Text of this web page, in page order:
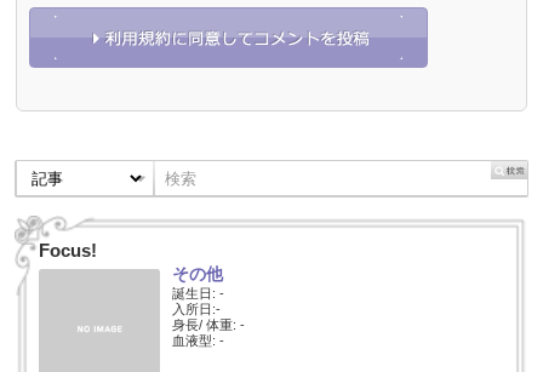
Focus!
その他
誕生日: -
入所日:-
身長/ 体重: -
血液型: -